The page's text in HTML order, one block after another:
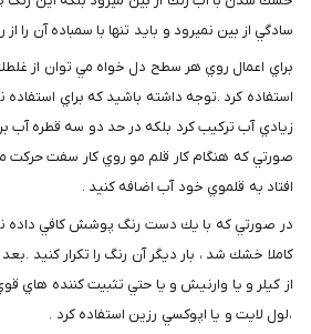
سادگي از بين نميرود و بايد تنها با سمباده آن را
براي اعمال روي هر سطح دل خواه مي توان از
استفاده كرد .توجه داشته باشيد كه براي استفاده
زيادي آب تركيب كرد بلكه در حد دو سه قطره آب
صورتي كه هنگام كار قلم مو روي كار سفت حركت
افتاد به قلموي خود آب اضافه كنيد .
در صورتي كه با يك دست رنگ پوشش كافي داده
كاملا خشك شد ، بار ديگر آن رنگ را تكرار كنيد
از كيلر و يا وارنيش و يا حتي تثبيت كننده هاي
،لول لايت و يا اپوكسي رزين استفاده كرد .